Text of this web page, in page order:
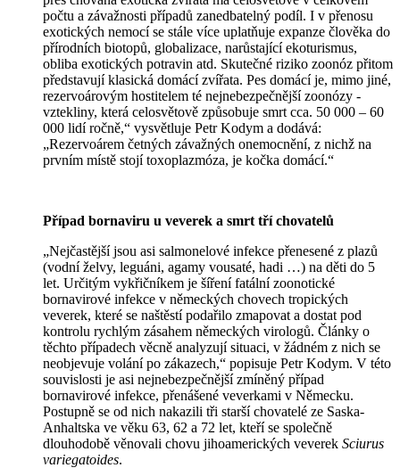
počtu a závažnosti případů zanedbatelný podíl. I v přenosu
exotických nemocí se stále více uplatňuje expanze člověka do
přírodních biotopů, globalizace, narůstající ekoturismus,
obliba exotických potravin atd. Skutečné riziko zoonóz přitom
představují klasická domácí zvířata. Pes domácí je, mimo jiné,
rezervoárovým hostitelem té nejnebezpečnější zoonózy -
vztekliny, která celosvětově způsobuje smrt cca. 50 000 – 60
000 lidí ročně,“ vysvětluje Petr Kodym a dodává:
„Rezervoárem četných závažných onemocnění, z nichž na
prvním místě stojí toxoplazmóza, je kočka domácí.“
Případ bornaviru u veverek a smrt tří chovatelů
„Nejčastější jsou asi salmonelové infekce přenesené z plazů
(vodní želvy, leguáni, agamy vousaté, hadi …) na děti do 5
let. Určitým vykřičníkem je šíření fatální zoonotické
bornavirové infekce v německých chovech tropických
veverek, které se naštěstí podařilo zmapovat a dostat pod
kontrolu rychlým zásahem německých virologů. Články o
těchto případech věcně analyzují situaci, v žádném z nich se
neobjevuje volání po zákazech,“ popisuje Petr Kodym. V této
souvislosti je asi nejnebezpečnější zmíněný případ
bornavirové infekce, přenášené veverkami v Německu.
Postupně se od nich nakazili tři starší chovatelé ze Saska-
Anhaltska ve věku 63, 62 a 72 let, kteří se společně
dlouhodobě věnovali chovu jihoamerických veverek Sciurus
variegatoides.